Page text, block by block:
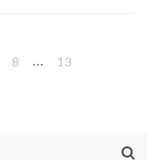
Seite
8 … Seite
13